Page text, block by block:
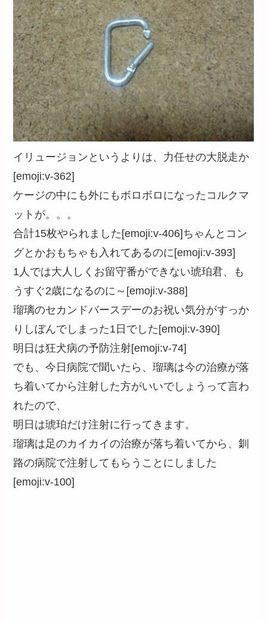
イリュージョンというよりは、力任せの大脱走か
[emoji:v-362]
ケージの中にも外にもボロボロになったコルクマ
ットが。。。
合計15枚やられました[emoji:v-406]ちゃんとコン
グとかおもちゃも入れてあるのに[emoji:v-393]
1人では大人しくお留守番ができない琥珀君、も
うすぐ2歳になるのに～[emoji:v-388]
瑠璃のセカンドバースデーのお祝い気分がすっか
りしぼんでしまった1日でした[emoji:v-390]
明日は狂犬病の予防注射[emoji:v-74]
でも、今日病院で聞いたら、瑠璃は今の治療が落
ち着いてから注射した方がいいでしょうって言わ
れたので、
明日は琥珀だけ注射に行ってきます。
瑠璃は足のカイカイの治療が落ち着いてから、釧
路の病院で注射してもらうことにしました
[emoji:v-100]